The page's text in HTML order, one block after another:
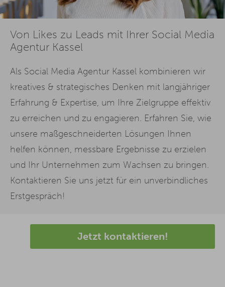
Von Likes zu Leads mit Ihrer Social Media
Agentur Kassel
Als Social Media Agentur Kassel kombinieren wir
kreatives & strategisches Denken mit langjähriger
Erfahrung & Expertise, um Ihre Zielgruppe effektiv
zu erreichen und zu engagieren. Erfahren Sie, wie
unsere maßgeschneiderten Lösungen Ihnen
helfen können, messbare Ergebnisse zu erzielen
und Ihr Unternehmen zum Wachsen zu bringen.
Kontaktieren Sie uns jetzt für ein unverbindliches
Erstgespräch!
Jetzt kontaktieren!